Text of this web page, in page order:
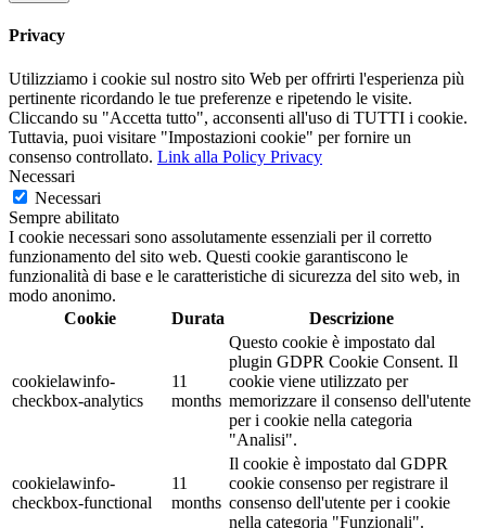
Privacy
Utilizziamo i cookie sul nostro sito Web per offrirti l'esperienza più
pertinente ricordando le tue preferenze e ripetendo le visite.
Cliccando su "Accetta tutto", acconsenti all'uso di TUTTI i cookie.
Tuttavia, puoi visitare "Impostazioni cookie" per fornire un
consenso controllato. Link alla Policy Privacy
Necessari
Necessari
Sempre abilitato
I cookie necessari sono assolutamente essenziali per il corretto
funzionamento del sito web. Questi cookie garantiscono le
funzionalità di base e le caratteristiche di sicurezza del sito web, in
modo anonimo.
Cookie
Durata Descrizione
cookielawinfo-
checkbox-analytics
11
months
Questo cookie è impostato dal
plugin GDPR Cookie Consent. Il
cookie viene utilizzato per
memorizzare il consenso dell'utente
per i cookie nella categoria
"Analisi".
cookielawinfo-
checkbox-functional
11
months
Il cookie è impostato dal GDPR
cookie consenso per registrare il
consenso dell'utente per i cookie
nella categoria "Funzionali".